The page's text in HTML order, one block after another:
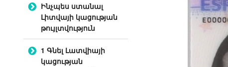
Ինչպես ստանալ
Լիտվայի կացության
թույլտվություն
1 Գնել Լատվիայի
կացության